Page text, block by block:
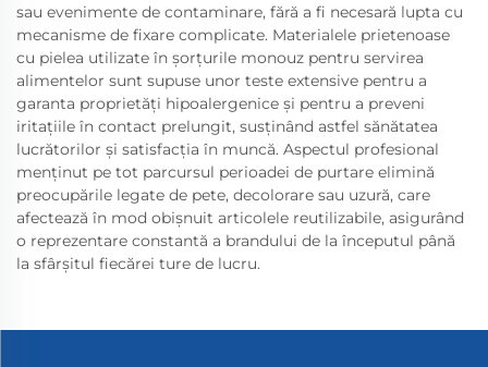
sau evenimente de contaminare, fără a fi necesară lupta cu
mecanisme de fixare complicate. Materialele prietenoase
cu pielea utilizate în șorțurile monouz pentru servirea
alimentelor sunt supuse unor teste extensive pentru a
garanta proprietăți hipoalergenice și pentru a preveni
iritațiile în contact prelungit, susținând astfel sănătatea
lucrătorilor și satisfacția în muncă. Aspectul profesional
menținut pe tot parcursul perioadei de purtare elimină
preocupările legate de pete, decolorare sau uzură, care
afectează în mod obișnuit articolele reutilizabile, asigurând
o reprezentare constantă a brandului de la începutul până
la sfârșitul fiecărei ture de lucru.